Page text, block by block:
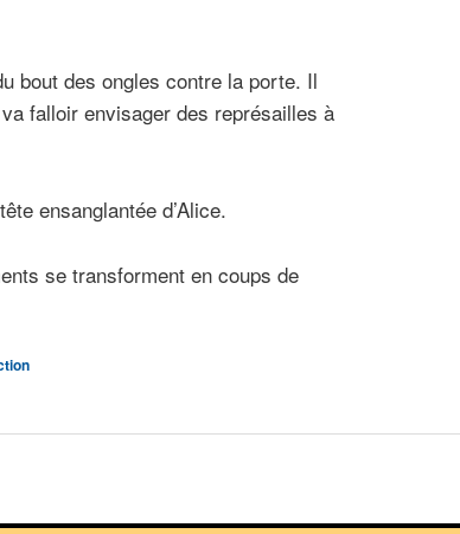
bout des ongles contre la porte. Il
falloir envisager des représailles à
ensanglantée d’Alice.
se transforment en coups de